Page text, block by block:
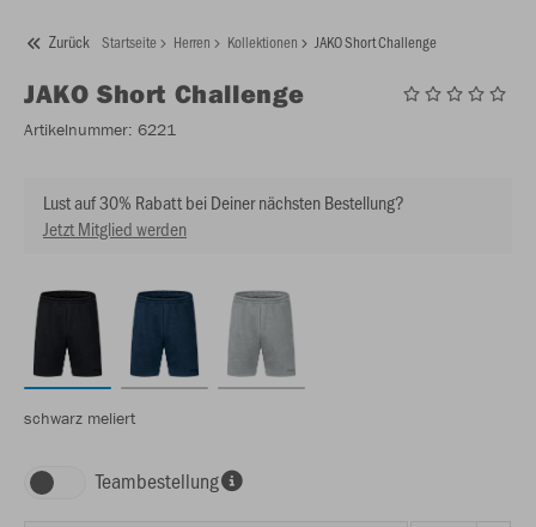
Zurück Startseite Herren Kollektionen JAKO Short Challenge
JAKO Short Challenge
Artikelnummer: 6221
Lust auf 30% Rabatt bei Deiner nächsten Bestellung?
Jetzt Mitglied werden
schwarz meliert
Teambestellung